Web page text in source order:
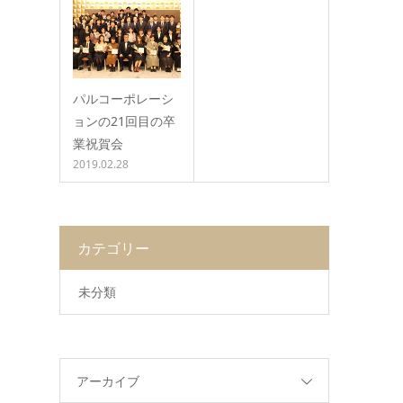
パルコーポレーシ
ョンの21回目の卒
業祝賀会
2019.02.28
カテゴリー
未分類
アーカイブ